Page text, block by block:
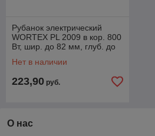
Рубанок электрический
WORTEX PL 2009 в кор. 800
Вт, шир. до 82 мм, глуб. до
Нет в наличии
223,90 руб.
О нас